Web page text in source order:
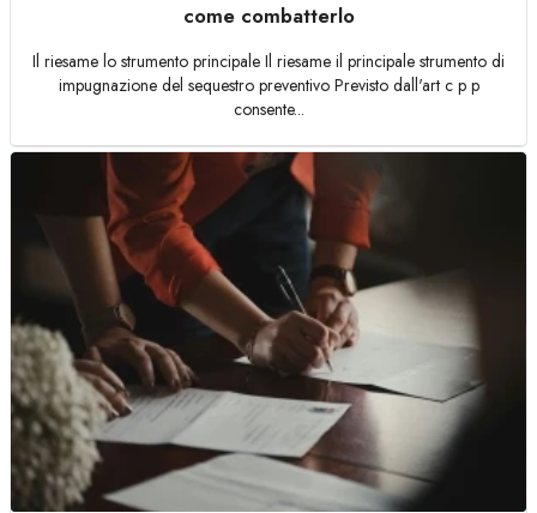
come combatterlo
Il riesame lo strumento principale Il riesame il principale strumento di
impugnazione del sequestro preventivo Previsto dall'art c p p
consente...